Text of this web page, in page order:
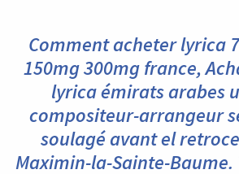
Comment acheter lyrica
150mg 300mg france,
lyrica émirats arabes
compositeur-arrangeur
soulagé avant el
Maximin-la-Sainte-Baume.